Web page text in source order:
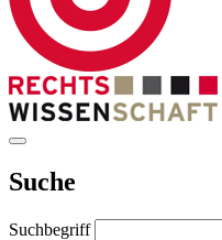
Suche
Suchbegriff